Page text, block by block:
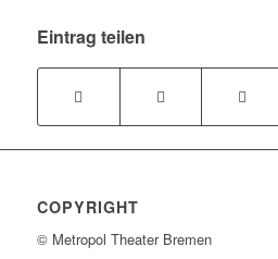
Eintrag teilen
COPYRIGHT
© Metropol Theater Bremen